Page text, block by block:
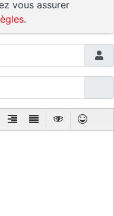
vous assurer
.